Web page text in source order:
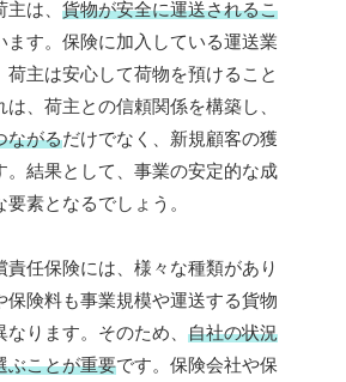
は、 貨物が安全に運送されるこ
ます。保険に加入している運送業
荷主は安心して荷物を預けること
、荷主との信頼関係を構築し、
ながるだけでなく、新規顧客の獲
。結果として、事業の安定的な成
素となるでしょう。
責任保険には、様々な種類があり
保険料も事業規模や運送する貨物
ります。そのため、 自社の状況
ぶことが重要です。保険会社や保